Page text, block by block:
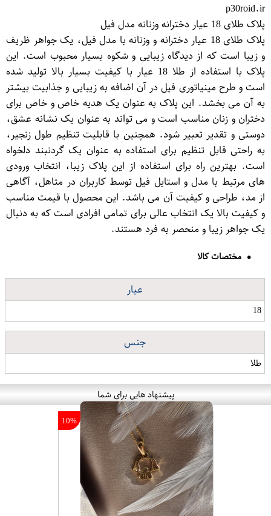
p30roid.ir
پلاک طلای 18 عیار دخترانه وزنانه مدل فیل
پلاک طلای 18 عیار دخترانه و وزنانه با مدل فیل، یک جواهر ظریف
و زیبا است که از دیدگاه زیبایی و شکوه بسیار محبوب است. این
پلاک با استفاده از طلا 18 عیار با کیفیت بسیار بالا تولید شده
است و طرح مینیاتوری فیل در آن اضافه به زیبایی و جذابیت بیشتر
به آن می بخشد. این پلاک به عنوان یک هدیه خاص و خاص برای
دختران و زنان مناسب است و می تواند به عنوان یک نشانه عشق،
دوستی و تقدیر تعبیر شود. همچنین با قابلیت تنظیم طول زنجیر،
به راحتی قابل تنظیم برای استفاده به عنوان یک گردنبند دلخواه
است. بهترین راه برای استفاده از این پلاک زیبا، انتخاب ورودی
های مرتبط با مدل و استایل فیل توسط کاربران در متاهل، آگاهی
از مد، طراحی و کیفیت آن می باشد. این محصول با قیمت مناسب
و کیفیت بالا یک انتخاب عالی برای تمامی افرادی است که به دنبال
یک جواهر زیبا و منحصر به فرد هستند.
مختصات کالا
عیار
18
جنس
طلا
پیشنهاد هایی برای شما
10%